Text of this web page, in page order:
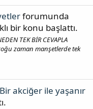
forumunda
bir konu başlattı.
TEK BİR CEVAPLA
zaman manşetlerde tek
Bir akciğer ile yaşanır